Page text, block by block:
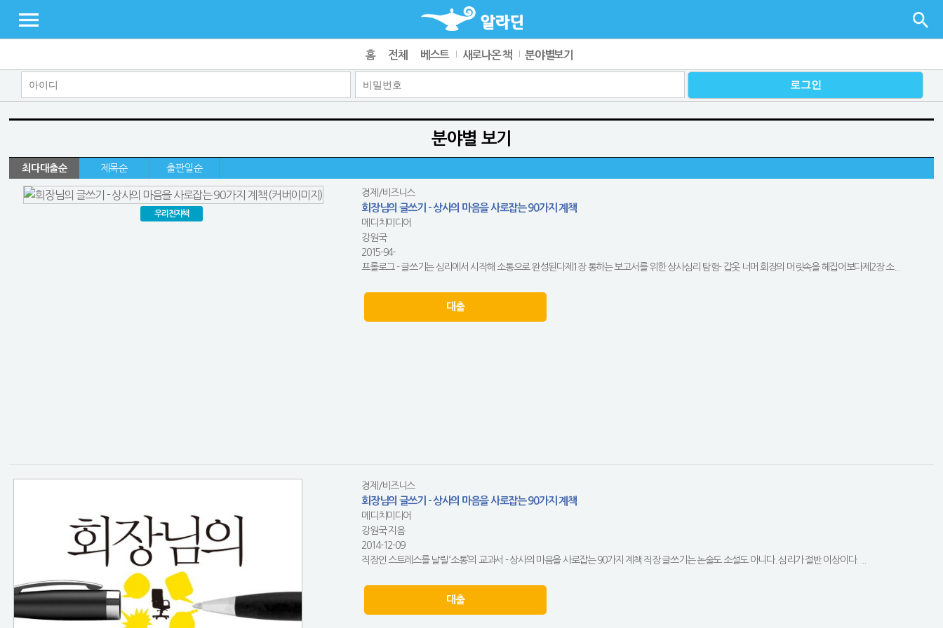
홈 전체 베스트 새로나온 책 분야별보기
분야별 보기
최다대출순 제목순 출판일순
우리전자책
경제/비즈니스
회장님의 글쓰기 - 상사의 마음을 사로잡는 90가지 계책
메디치미디어
강원국
2015-94-
프롤로그 - 글쓰기는 심리에서 시작해 소통으로 완성된다제1장 통하는 보고서를 위한 상사심리 탐험- 갑옷 너머 회장의 머릿속을 헤집어보다제2장 소...
대출
경제/비즈니스
회장님의 글쓰기 - 상사의 마음을 사로잡는 90가지 계책
메디치미디어
강원국 지음
2014-12-09
직장인 스트레스를 날릴 ‘소통’의 교과서 - 상사의 마음을 사로잡는 90가지 계책 직장 글쓰기는 논술도 소설도 아니다. 심리가 절반 이상이다. ...
대출